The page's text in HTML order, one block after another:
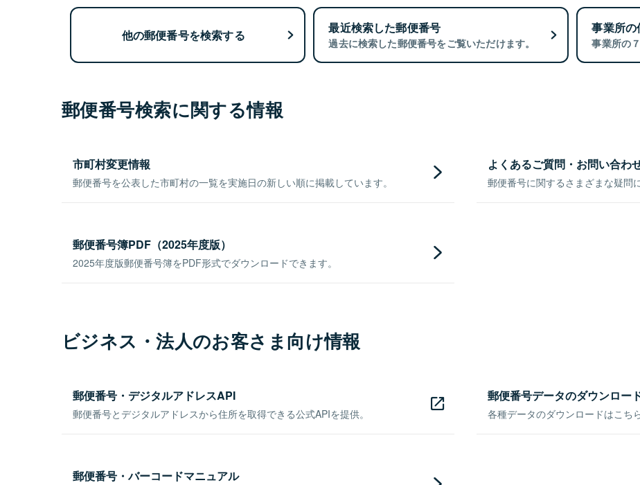
他の郵便番号を検索する 最近検索した郵便番号
過去に検索した郵便番号をご覧いただけます。
事業所
事業所の
郵便番号検索に関する情報
市町村変更情報
郵便番号を公表した市町村の一覧を実施日の新しい順に掲載しています。
よくあるご質問・お問い合わ
郵便番号に関するさまざまな疑問
郵便番号簿PDF（2025年度版）
2025年度版郵便番号簿をPDF形式でダウンロードできます。
ビジネス・法人のお客さま向け情報
郵便番号・デジタルアドレスAPI
郵便番号とデジタルアドレスから住所を取得できる公式APIを提供。
郵便番号データのダウンロー
各種データのダウンロードはこち
郵便番号・バーコードマニュアル